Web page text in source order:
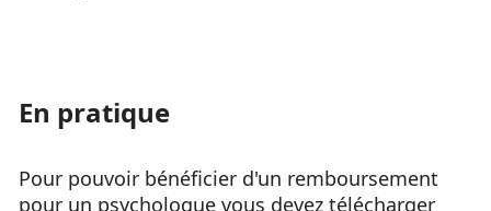
En pratique
Pour pouvoir bénéficier d'un remboursement
pour un psychologue vous devez télécharger